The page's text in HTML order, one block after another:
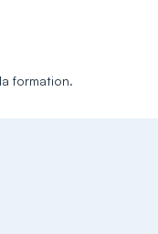
formation.